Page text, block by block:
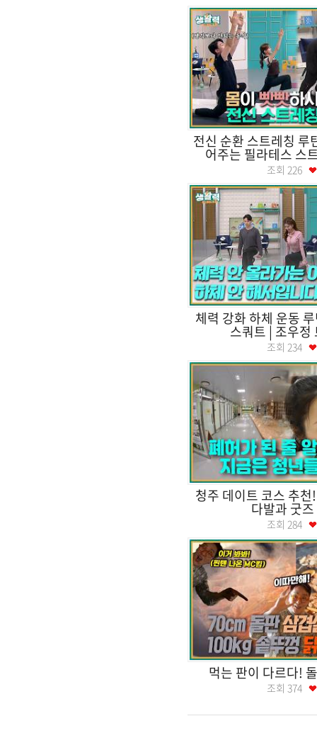
전신 순환 스트레칭 루
어주는 필라테스 스
조회 226
체력 강화 하체 운동
스쿼트 | 조우정
조회 234
청주 데이트 코스 추
다발과 굿
조회 284
먹는 판이 다르다!
조회 374